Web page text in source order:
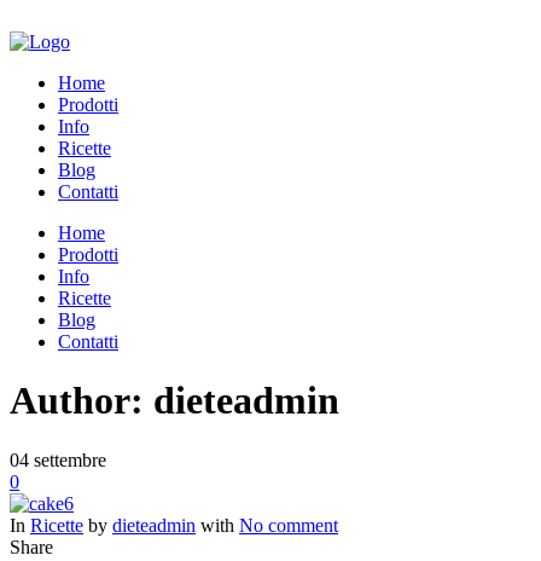
Home
Prodotti
Info
Ricette
Blog
Contatti
Home
Prodotti
Info
Ricette
Blog
Contatti
Author: dieteadmin
04 settembre
0
In Ricette by dieteadmin with No comment
Share